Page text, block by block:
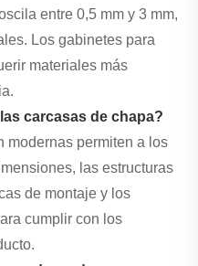
entre 0,5 mm y 3 mm,
Los gabinetes para
materiales más
carcasas de chapa?
modernas permiten a los
las estructuras
de montaje y los
cumplir con los